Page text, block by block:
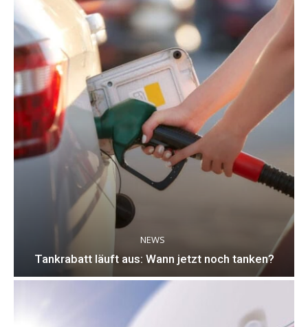
NEWS
Tankrabatt läuft aus: Wann jetzt noch tanken?